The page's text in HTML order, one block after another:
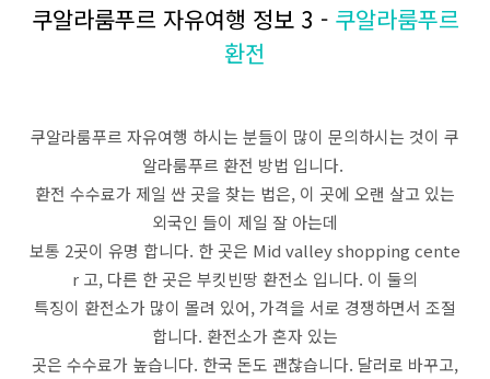
쿠알라룸푸르 자유여행 정보 3 - 쿠알라룸푸르
환전
쿠알라룸푸르 자유여행 하시는 분들이 많이 문의하시는 것이 쿠
알라룸푸르 환전 방법 입니다.
환전 수수료가 제일 싼 곳을 찾는 법은, 이 곳에 오랜 살고 있는
외국인 들이 제일 잘 아는데
보통 2곳이 유명 합니다. 한 곳은 Mid valley shopping cente
r 고, 다른 한 곳은 부킷빈땅 환전소 입니다. 이 둘의
특징이 환전소가 많이 몰려 있어, 가격을 서로 경쟁하면서 조절
합니다. 환전소가 혼자 있는
곳은 수수료가 높습니다. 한국 돈도 괜찮습니다. 달러로 바꾸고,